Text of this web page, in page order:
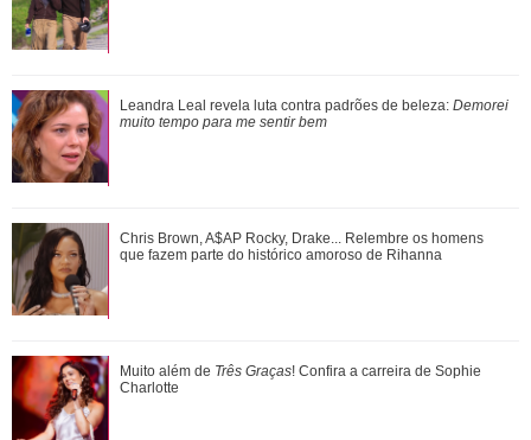
Caroline Dallarosa revela que está grávida do primeiro filho!
Veja as famosas que anunciara...
Bruna Marquezine previu seu namoro com Shawn Mendes?
Confira as vezes que os famosos profetiz...
Pedro reage mal à visita de Pilar. Confira aqui o que vai
rolar nesta quinta-feira na novel...
Leandra Leal revela luta contra padrões de beleza: Demorei
muito tempo para me sentir bem
Chris Brown, A$AP Rocky, Drake... Relembre os homens
que fazem parte do histórico amoroso de Rihanna
Muito além de Três Graças! Confira a carreira de Sophie
Charlotte